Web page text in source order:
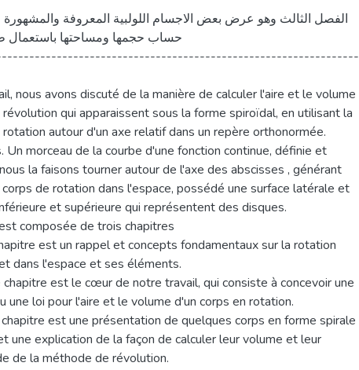
حساب حجمها ومساحتها باستعمال
nous avons discuté de la manière de calculer l'aire et le volume
qui apparaissent sous la forme spiroïdal, en utilisant la
autour d'un axe relatif dans un repère orthonormée.
Un morceau de la courbe d'une fonction continue, définie et
la faisons tourner autour de l'axe des abscisses , générant
corps de rotation dans l'espace, possédé une surface latérale et
et supérieure qui représentent des disques.
composée de trois chapitres
est un rappel et concepts fondamentaux sur la rotation
dans l'espace et ses éléments.
est le cœur de notre travail, qui consiste à concevoir une
une loi pour l'aire et le volume d'un corps en rotation.
est une présentation de quelques corps en forme spirale
une explication de la façon de calculer leur volume et leur
de la méthode de révolution.